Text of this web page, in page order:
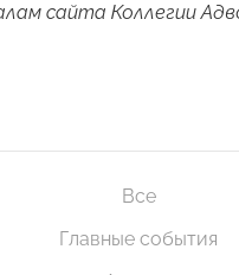
сайта Коллегии
Все
Главные события